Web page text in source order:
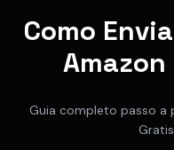
Como
Guia completo passo a